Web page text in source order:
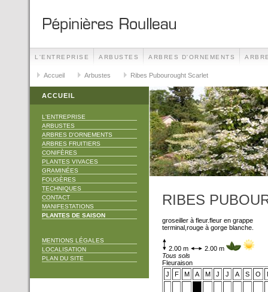
L'ENTREPRISE ARBUSTES ARBRES D'ORNEMENTS
TECHNIQUES CONTACT MANIFESTATIONS
Accueil Arbustes Ribes Pubourought Scarlet
ACCUEIL
L'ENTREPRISE
ARBUSTES
ARBRES D'ORNEMENTS
ARBRES FRUITIERS
CONIFÈRES
PLANTES VIVACES
GRAMINÉES
FOUGÈRES
TECHNIQUES
CONTACT
MANIFESTATIONS
PLANTES DE SAISON
MENTIONS LÉGALES
LOCALISATION
PLAN DU SITE
RIBES
groseiller à fleur.fleur en grappe
terminal,rouge à gorge blanche.
2.00 m
2.00 m
Tous sols
Fleuraison
J
F M A M J J A S O